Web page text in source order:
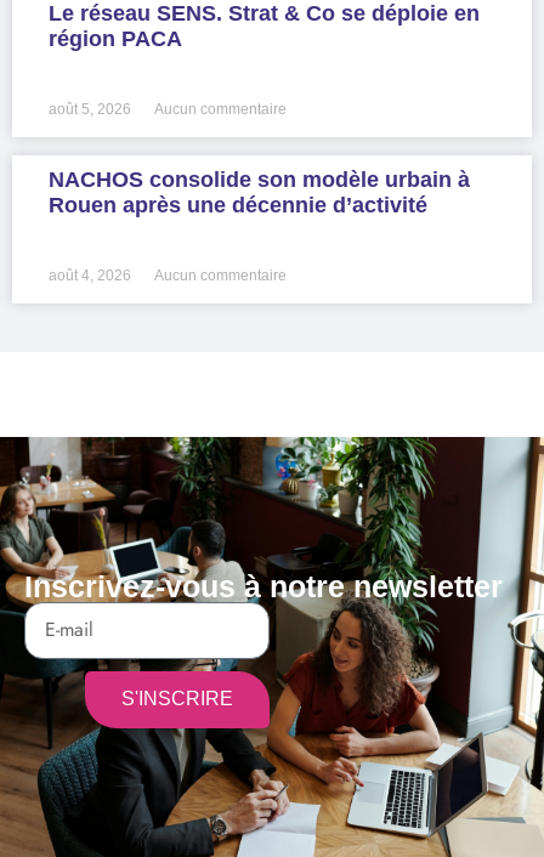
Le réseau SENS. Strat & Co se déploie en
région PACA
août 5, 2026 Aucun commentaire
NACHOS consolide son modèle urbain à
Rouen après une décennie d’activité
août 4, 2026 Aucun commentaire
Inscrivez-vous à notre newsletter
S'INSCRIRE
Alternative: